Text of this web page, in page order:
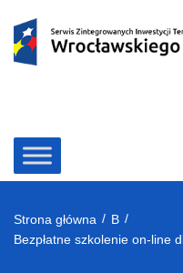
treści
Strona główna / B /